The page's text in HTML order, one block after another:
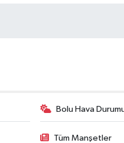
Bolu Hava
Tüm Manşetler